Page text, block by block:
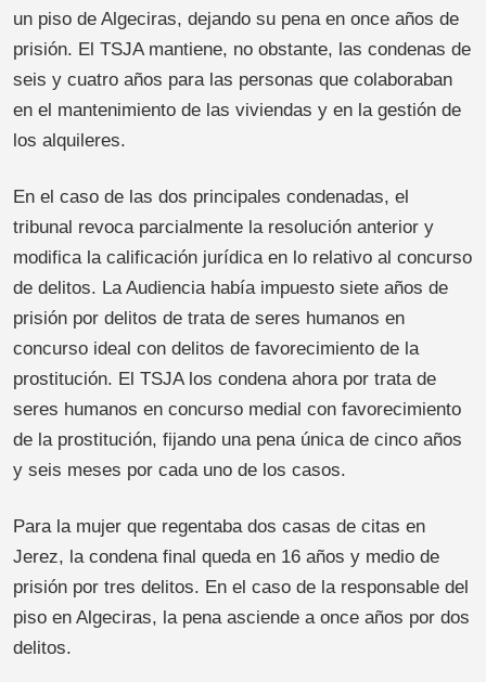
un piso de Algeciras, dejando su pena en once años de
prisión. El TSJA mantiene, no obstante, las condenas de
seis y cuatro años para las personas que colaboraban
en el mantenimiento de las viviendas y en la gestión de
los alquileres.
En el caso de las dos principales condenadas, el
tribunal revoca parcialmente la resolución anterior y
modifica la calificación jurídica en lo relativo al concurso
de delitos. La Audiencia había impuesto siete años de
prisión por delitos de trata de seres humanos en
concurso ideal con delitos de favorecimiento de la
prostitución. El TSJA los condena ahora por trata de
seres humanos en concurso medial con favorecimiento
de la prostitución, fijando una pena única de cinco años
y seis meses por cada uno de los casos.
Para la mujer que regentaba dos casas de citas en
Jerez, la condena final queda en 16 años y medio de
prisión por tres delitos. En el caso de la responsable del
piso en Algeciras, la pena asciende a once años por dos
delitos.